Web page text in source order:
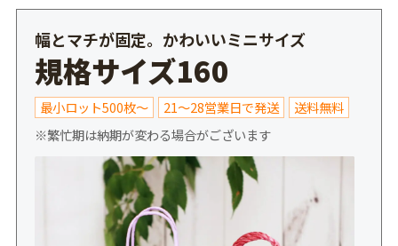
幅とマチが固定。かわいいミニサイズ
規格サイズ160
最小ロット500枚～ 21～28営業日で発送
送料無料
※繁忙期は納期が変わる場合がございます